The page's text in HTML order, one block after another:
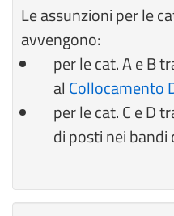
Le assunzioni per le
avvengono:
per le cat. A e B
al Collocamento
per le cat. C e D
di posti nei bandi